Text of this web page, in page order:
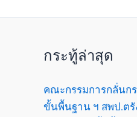
กระทู้ล่าสุด
คณะกรรมการกลั่นก
ขั้นพื้นฐาน ฯ สพป.ตรั